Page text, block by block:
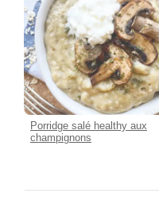
Porridge salé healthy aux
champignons